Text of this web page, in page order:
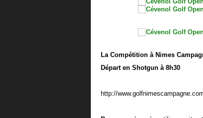
La Compétition à Nimes
Départ en Shotgun à 8h30
http://